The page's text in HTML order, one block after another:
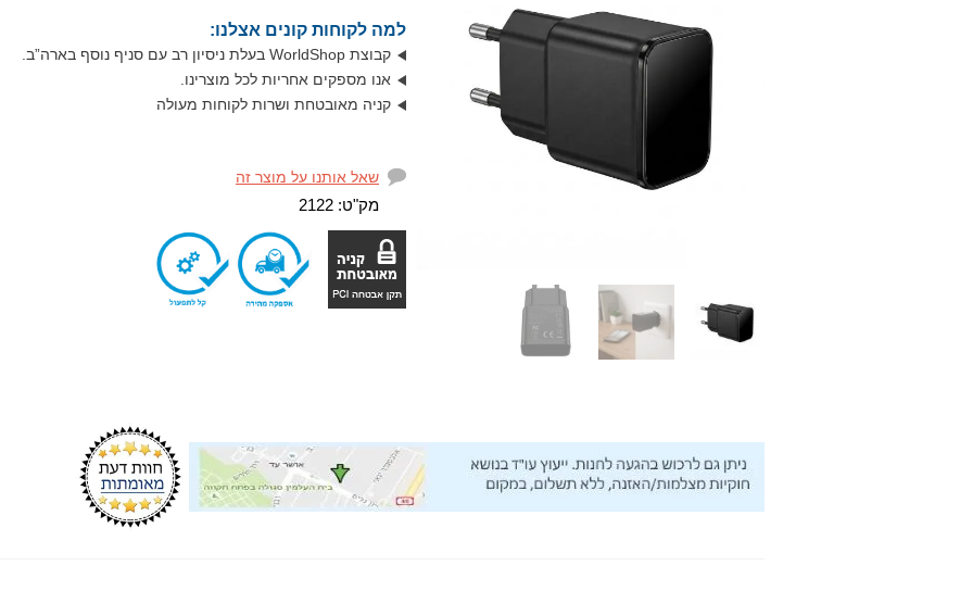
למה לקוחות קונים אצלנו:
קבוצת WorldShop בעלת ניסיון רב עם סניף נוסף בארה”ב.
אנו מספקים אחריות לכל מוצרינו.
קניה מאובטחת ושרות לקוחות מעולה
שאל אותנו על מוצר זה
מק"ט: 2122